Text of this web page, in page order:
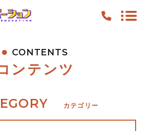
CONTENTS
ンテンツ
カテゴリー